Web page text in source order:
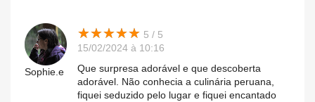
Sophie.e
★★★★★
★★★★★ 5 / 5
15/02/2024 à 10:16
Que surpresa adorável e que descoberta
adorável. Não conhecia a culinária peruana,
fiquei seduzido pelo lugar e fiquei encantado